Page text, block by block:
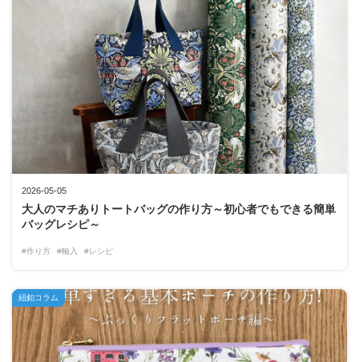
2026-05-05
大人のマチありトートバッグの作り方～初心者でもできる簡単
バッグレシピ～
#作り方 #輸入 #レシピ
紐釦コラム